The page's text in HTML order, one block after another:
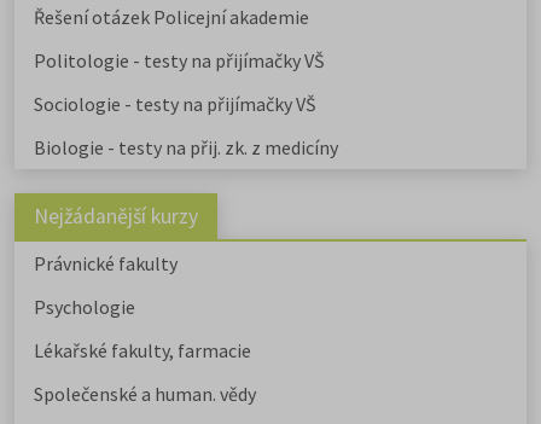
Řešení otázek Policejní akademie
Politologie - testy na přijímačky VŠ
Sociologie - testy na přijímačky VŠ
Biologie - testy na přij. zk. z medicíny
Nejžádanější kurzy
Právnické fakulty
Psychologie
Lékařské fakulty, farmacie
Společenské a human. vědy